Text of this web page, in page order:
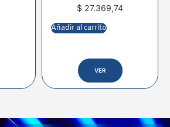
$ 27.369,74
Añadir al carrito
VER